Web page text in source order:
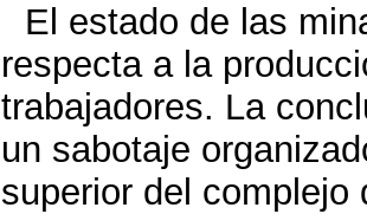
El estado de las
respecta a la
trabajadores. La
un sabotaje
superior del complejo